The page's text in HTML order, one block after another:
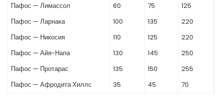
Пафос — Лимассол
60 75
125
Пафос — Ларнака
100 135
220
Пафос — Никосия
110 125
220
Пафос — Айя-Напа
130 145
250
Пафос — Протарас
135 150
255
Пафос — Афродита Хиллс
35 45 70